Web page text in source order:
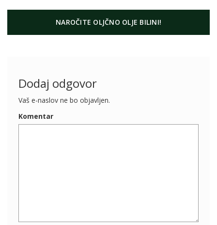
NAROČITE OLJČNO OLJE BILINI!
Dodaj odgovor
Vaš e-naslov ne bo objavljen.
Komentar